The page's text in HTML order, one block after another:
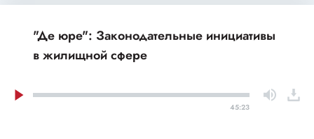
"Де юре": Законодательные инициативы
в жилищной сфере
45:23